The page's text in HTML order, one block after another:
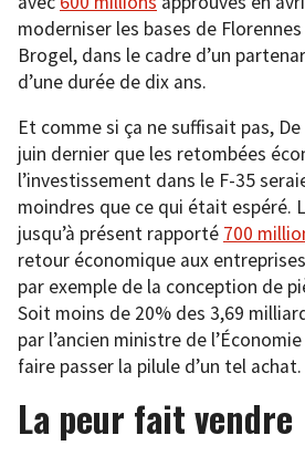
moderniser les bases de
Brogel, dans le cadre d’un
d’une durée de dix ans.
Et comme si ça ne suffisait pas,
juin dernier que les retombées
l’investissement dans le F-35
moindres que ce qui était espéré.
jusqu’à présent rapporté 700
retour économique aux
par exemple de la conception de
Soit moins de 20% des 3,69
par l’ancien ministre de
faire passer la pilule d’un tel achat.
La peur fait vendre